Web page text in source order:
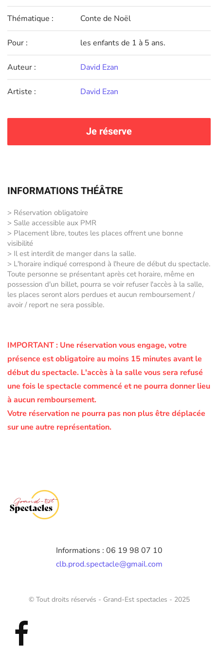
Thématique : Conte de Noël
Pour : les enfants de 1 à 5 ans.
Auteur : David Ezan
Artiste : David Ezan
Je réserve
INFORMATIONS THÉÂTRE
> Réservation obligatoire
> Salle accessible aux PMR
> Placement libre, toutes les places offrent une bonne
visibilité
> Il est interdit de manger dans la salle.
> L'horaire indiqué correspond à l'heure de début du spectacle.
Toute personne se présentant après cet horaire, même en
possession d'un billet, pourra se voir refuser l'accès à la salle,
les places seront alors perdues et aucun remboursement /
avoir / report ne sera possible.
IMPORTANT : Une réservation vous engage, votre
présence est obligatoire au moins 15 minutes avant le
début du spectacle. L'accès à la salle vous sera refusé
une fois le spectacle commencé et ne pourra donner lieu
à aucun remboursement.
Votre réservation ne pourra pas non plus être déplacée
sur une autre représentation.
Informations : 06 19 98 07 10
clb.prod.spectacle@gmail.com
© Tout droits réservés - Grand-Est spectacles - 2025